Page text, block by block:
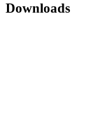
Downloads